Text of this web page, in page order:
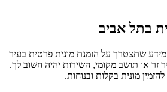
בתל אביב
שתצטרך על הזמנת מונית פרטית בעיר
זר או תושב מקומי, השירות יהיה חשוב לך.
מונית בקלות ובנוחות.